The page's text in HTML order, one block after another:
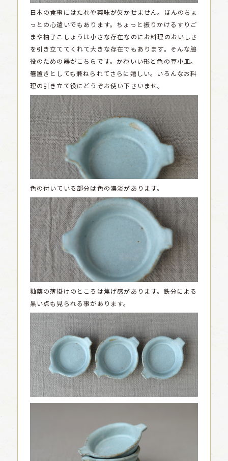
日本の食事にはたれや薬味が欠かせません。ほんのちょ
っとの心遣いでもあります。ちょっと振りかけるすりご
まや柚子こしょうは小さな存在なのにお料理のおいしさ
を引き立ててくれて大きな存在でもあります。そんな脇
役のための器がこちらです。かわいい形と色の豆小皿。
箸置きとしても兼ねられてさらに嬉しい。いろんなお料
理の引き立て役にどうぞお使い下さいませ。
色の付いている部分は色の濃淡があります。
釉薬の薄掛けのところは焦げ感があります。鉄分による
黒い点も見られる事があります。